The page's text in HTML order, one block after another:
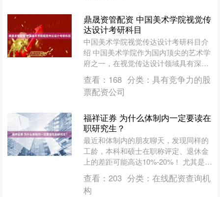
鼎晟资管配资 中国美术学院视觉传
达设计考研科目
中国美术学院视觉传达设计考研科目介
绍 中国美术学院作为国内顶尖的艺术学
府之一，在视觉传达设计领域具有深厚
的学术积淀与广泛的行业影响力。报考
该校视觉传达设计专业硕....
查看： 168 分类： 具有竞争力的股
票配资公司
福祥证券 为什么体制内一定要读在
职研究生？
最近和体制内的朋友聊天，发现同样的
工龄，本科和硕士在职称评定、退休金
上的差距可能高达10%-20%！ 尤其是评
职称时，硕士就像一张“隐形通行
证”——更容易晋升高....
查看： 203 分类： 在线配资查询机
构